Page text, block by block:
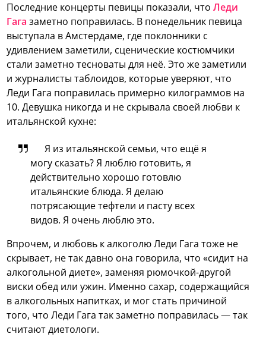
Последние концерты певицы показали, чтоЛеди
Гага заметно поправилась. В понедельник певица
выступала в Амстердаме, где поклонники с
удивлением заметили, сценические костюмчики
стали заметно тесноваты для неё. Это же заметили
и журналисты таблоидов, которые уверяют, что
Леди Гага поправилась примерно килограммов на
10. Девушка никогда и не скрывала своей любви к
итальянской кухне:
Я из итальянской семьи, что ещё я
могу сказать? Я люблю готовить, я
действительно хорошо готовлю
итальянские блюда. Я делаю
потрясающие тефтели и пасту всех
видов. Я очень люблю это.
Впрочем, и любовь к алкоголю Леди Гага тоже не
скрывает, не так давно она говорила, что «сидит на
алкогольной диете», заменяя рюмочкой-другой
виски обед или ужин. Именно сахар, содержащийся
в алкогольных напитках, и мог стать причиной
того, что Леди Гага так заметно поправилась — так
считают диетологи.